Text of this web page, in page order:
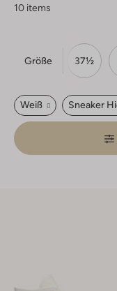
10 items
Größe
37 37½
Weiß Sneaker